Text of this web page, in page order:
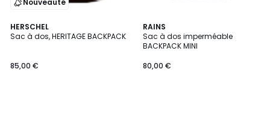
Nouveauté
HERSCHEL
Sac à dos, HERITAGE BACKPACK
85,00 €
RAINS
Sac à dos imperméable
BACKPACK MINI
80,00 €